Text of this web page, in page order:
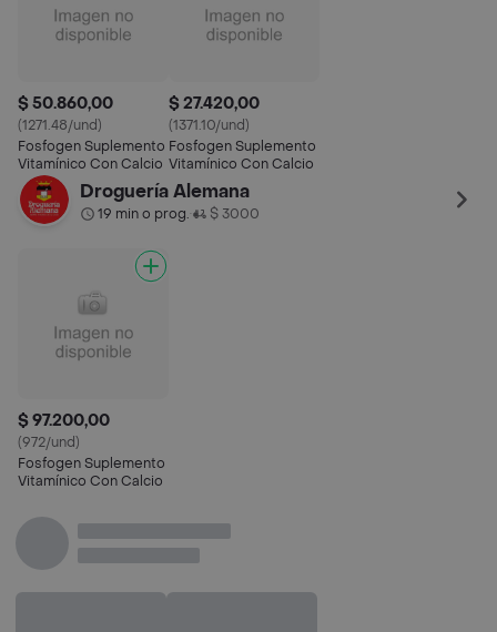
$ 50.860,00
(1271.48/und)
Fosfogen Suplemento
Vitamínico Con Calcio
$ 27.420,00
(1371.10/und)
Fosfogen Suplemento
Vitamínico Con Calcio
Droguería Alemana
19 min o prog.• $ 3000
$ 97.200,00
(972/und)
Fosfogen Suplemento
Vitamínico Con Calcio
Otras Marcas Importantes
Adidas